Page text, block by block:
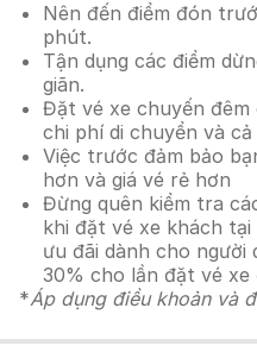
Nên đến điểm đón
phút.
Tận dụng các điểm
giãn.
Đặt vé xe chuyến
chi phí di chuyển và
Việc trước đảm bảo
hơn và giá vé rẻ hơn
Đừng quên kiểm tra
khi đặt vé xe khách
ưu đãi dành cho người
30% cho lần đặt vé xe
*Áp dụng điều khoản và